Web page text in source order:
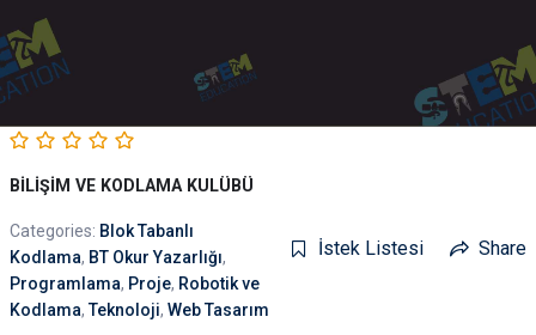
BİLİŞİM VE KODLAMA KULÜBÜ
Categories: Blok Tabanlı
Kodlama, BT Okur Yazarlığı,
Programlama, Proje, Robotik ve
Kodlama,Teknoloji, Web Tasarım
İstek Listesi Share